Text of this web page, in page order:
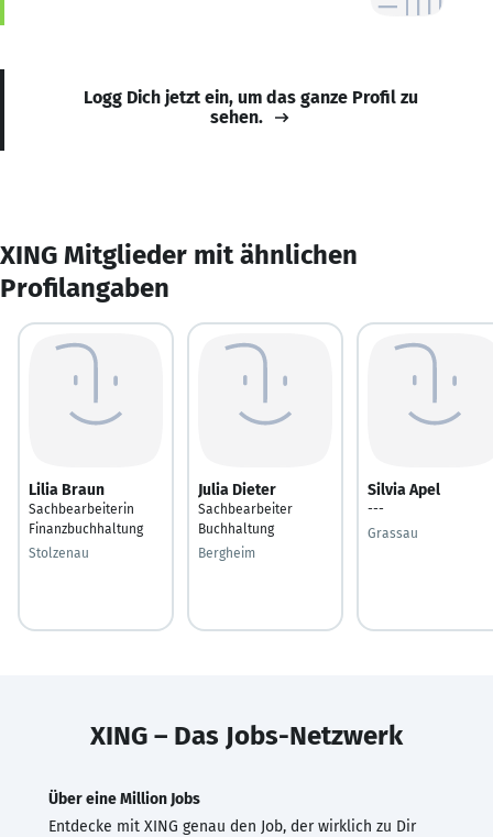
Logg Dich jetzt ein, um das ganze Profil zu
sehen.
XING Mitglieder mit ähnlichen
Profilangaben
Lilia Braun
Sachbearbeiterin
Finanzbuchhaltung
Stolzenau
Julia Dieter
Sachbearbeiter
Buchhaltung
Bergheim
Silvia Apel
---
Grassau
XING – Das Jobs-Netzwerk
Über eine Million Jobs
Entdecke mit XING genau den Job, der wirklich zu Dir